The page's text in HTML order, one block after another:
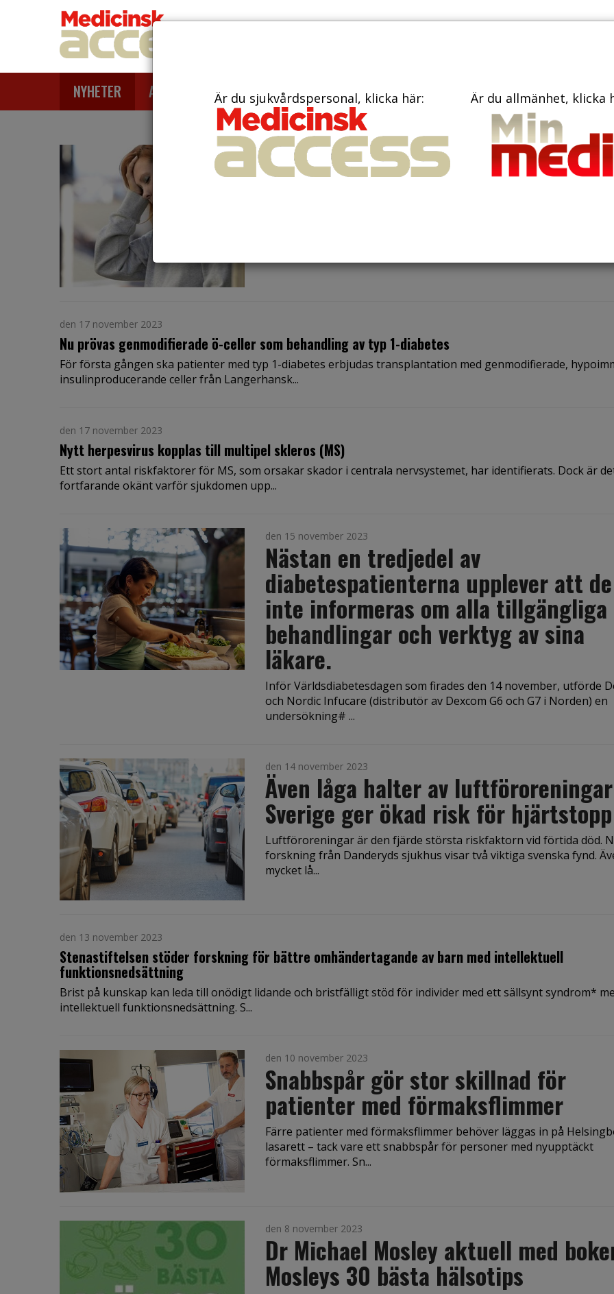
NYHETER ARTIKLAR AKTUELLT TIDNINGAR BÖCKER KONTAKT
den 19 november 2023
Ny studie: Brist på sömn kan öka
den 17 november 2023
Nu prövas genmodifierade ö-celler som behandling av typ 1-diabetes
För första gången ska patienter med typ 1-diabetes erbjudas transplantation med genmodifierade,
insulinproducerande celler från Langerhansk...
den 17 november 2023
Nytt herpesvirus kopplas till multipel skleros (MS)
Ett stort antal riskfaktorer för MS, som orsakar skador i centrala nervsystemet, har identifierats. Dock är
fortfarande okänt varför sjukdomen upp...
den 15 november 2023
Nästan en tredjedel av
diabetespatienterna upplever att de
inte informeras om alla tillgängliga
behandlingar och verktyg av sina
läkare.
Inför Världsdiabetesdagen som firades den 14 november, utförde
och Nordic Infucare (distributör av Dexcom G6 och G7 i Norden) en
undersökning# ...
den 14 november 2023
Även låga halter av
Sverige ger ökad risk för hjärtstopp
Luftföroreningar är den fjärde största riskfaktorn vid förtida död.
forskning från Danderyds sjukhus visar två viktiga svenska fynd.
mycket lå...
den 13 november 2023
Stenastiftelsen stöder forskning för bättre omhändertagande av barn med intellektuell
funktionsnedsättning
Brist på kunskap kan leda till onödigt lidande och bristfälligt stöd för individer med ett sällsynt syndrom*
intellektuell funktionsnedsättning. S...
den 10 november 2023
Snabbspår gör stor skillnad för
patienter med förmaksflimmer
Färre patienter med förmaksflimmer behöver läggas in på
lasarett – tack vare ett snabbspår för personer med nyupptäckt
förmaksflimmer. Sn...
den 8 november 2023
Dr Michael Mosley aktuell med
Mosleys 30 bästa hälsotips
Är du sjukvårdspersonal, klicka här: Är du allmänhet, klicka